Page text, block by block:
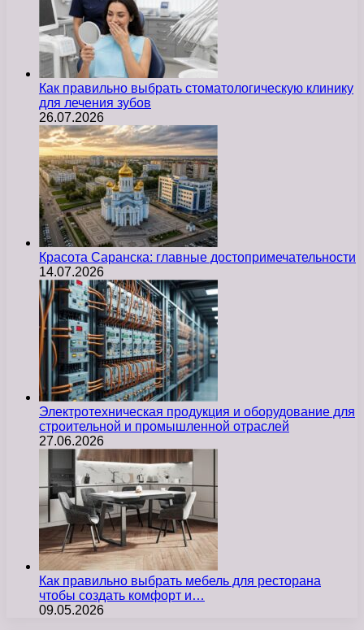
Как правильно выбрать стоматологическую клинику
для лечения зубов
26.07.2026
Красота Саранска: главные достопримечательности
14.07.2026
Электротехническая продукция и оборудование для
строительной и промышленной отраслей
27.06.2026
Как правильно выбрать мебель для ресторана
чтобы создать комфорт и…
09.05.2026